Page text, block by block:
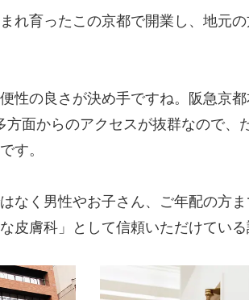
れ育ったこの京都で開業し、地元
性の良さが決め手ですね。阪急京
面からのアクセスが抜群なので、
す。
なく男性やお子さん、ご年配の方
皮膚科」として信頼いただけている